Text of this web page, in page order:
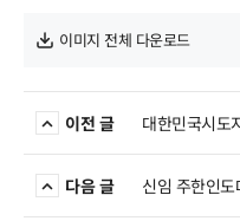
이미지 전체 다운로드
이전 글 대한민국시도
다음 글 신임 주한인